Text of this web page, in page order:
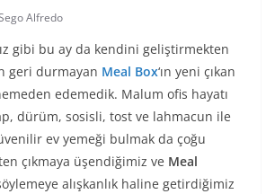
Alfredo
gibi bu ay da kendini geliştirmekten
geri durmayan Meal Box‘ın yeni çıkan
edemedik. Malum ofis hayatı
dürüm, sosisli, tost ve lahmacun ile
ev yemeği bulmak da çoğu
çıkmaya üşendiğimiz ve Meal
alışkanlık haline getirdiğimiz